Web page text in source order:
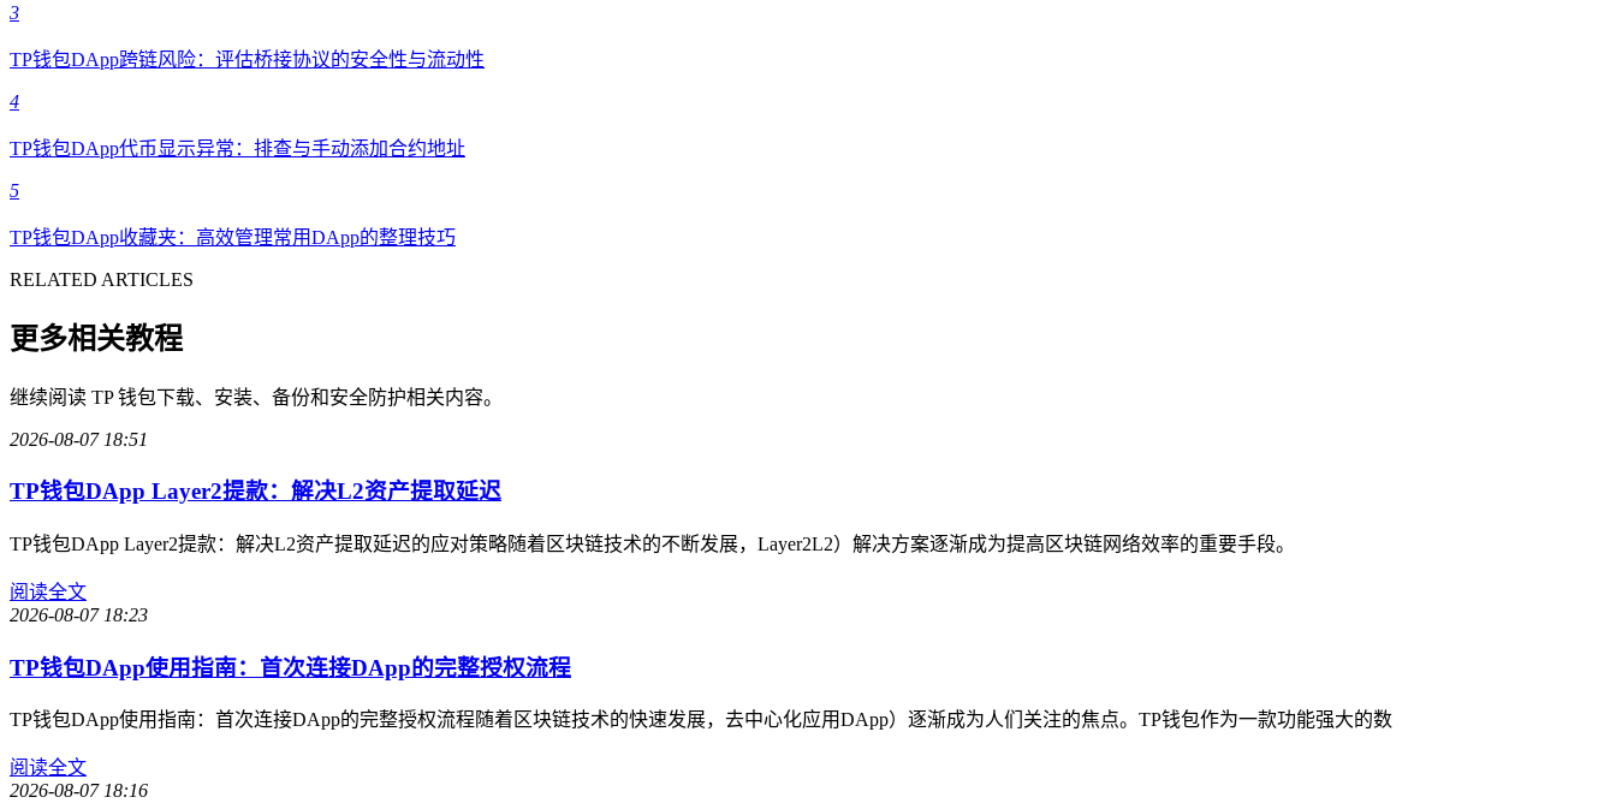
3
TP钱包DApp跨链风险：评估桥接协议的安全性与流动性
4
TP钱包DApp代币显示异常：排查与手动添加合约地址
5
TP钱包DApp收藏夹：高效管理常用DApp的整理技巧
RELATED ARTICLES
更多相关教程
继续阅读 TP 钱包下载、安装、备份和安全防护相关内容。
2026-08-07 18:51
TP钱包DApp Layer2提款：解决L2资产提取延迟
TP钱包DApp Layer2提款：解决L2资产提取延迟的应对策略随着区块链技术的不断发展，Layer2L2）解决方案逐渐成为提高区块链网络效率的重要手段。
阅读全文
2026-08-07 18:23
TP钱包DApp使用指南：首次连接DApp的完整授权流程
TP钱包DApp使用指南：首次连接DApp的完整授权流程随着区块链技术的快速发展，去中心化应用DApp）逐渐成为人们关注的焦点。TP钱包作为一款功能强大的数
阅读全文
2026-08-07 18:16